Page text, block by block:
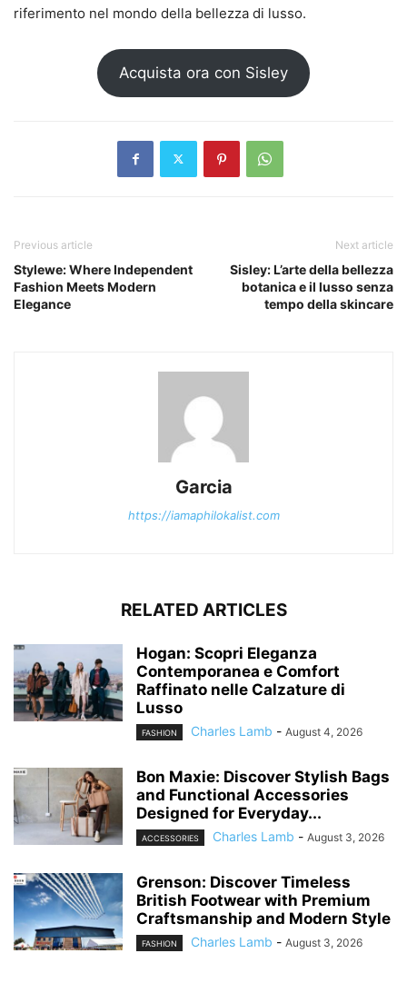
riferimento nel mondo della bellezza di lusso.
Acquista ora con Sisley
Previous article
Stylewe: Where Independent
Fashion Meets Modern
Elegance
Next article
Sisley: L’arte della bellezza
botanica e il lusso senza
tempo della skincare
Garcia
https://iamaphilokalist.com
RELATED ARTICLES
Hogan: Scopri Eleganza
Contemporanea e Comfort
Raffinato nelle Calzature di
Lusso
FASHION Charles Lamb - August 4, 2026
Bon Maxie: Discover Stylish Bags
and Functional Accessories
Designed for Everyday...
ACCESSORIES Charles Lamb - August 3, 2026
Grenson: Discover Timeless
British Footwear with Premium
Craftsmanship and Modern Style
FASHION Charles Lamb - August 3, 2026